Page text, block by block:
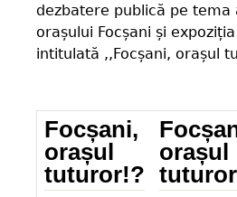
dezbatere publică pe tema
orașului Focșani și
intitulată ,,Focșani, orașul
Focșani,
orașul
tuturor!?
orașul